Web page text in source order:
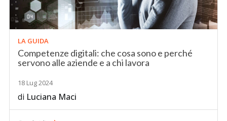
LA GUIDA
Competenze digitali: che cosa sono e perché
servono alle aziende e a chi lavora
18 Lug 2024
di Luciana Maci